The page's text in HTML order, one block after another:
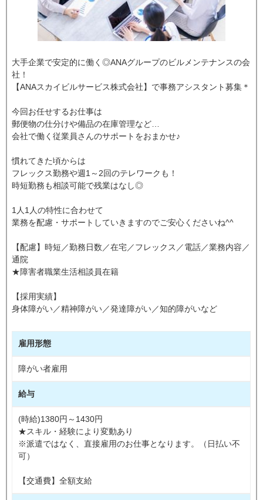
大手企業で安定的に働く◎ANAグループのビルメンテナンスの会
社！
【ANAスカイビルサービス株式会社】で事務アシスタント募集＊
今回お任せするお仕事は
郵便物の仕分けや備品の在庫管理など…
会社で働く従業員さんのサポートをおまかせ♪
慣れてきた頃からは
フレックス勤務や週1～2回のテレワークも！
時短勤務も相談可能で残業はなし◎
1人1人の特性に合わせて
業務を配慮・サポートしていきますのでご安心くださいね^^
【配慮】時短／勤務日数／在宅／フレックス／電話／業務内容／
通院
★障害者職業生活相談員在籍
【採用実績】
身体障がい／精神障がい／発達障がい／知的障がいなど
雇用形態
障がい者雇用
給与
(時給)1380円～1430円
★スキル・経験により変動あり
※派遣ではなく、直接雇用のお仕事となります。（日払い不
可）
【交通費】全額支給